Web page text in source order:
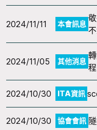
2024/11/11 本會訊息
2024/11/05 其他消息
2024/10/30 ITA資訊
2024/10/30 協會會訊